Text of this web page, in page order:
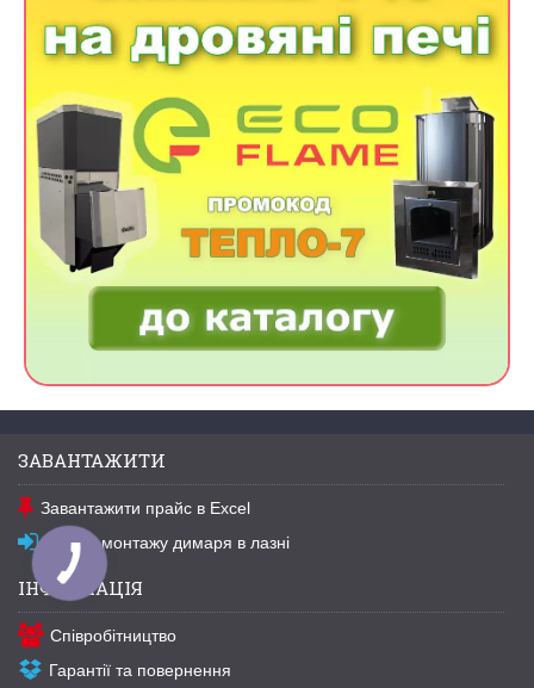
ЗАВАНТАЖИТИ
Завантажити прайс в Excel
Схема монтажу димаря в лазні
ІНФОРМАЦІЯ
Співробітництво
Гарантії та повернення